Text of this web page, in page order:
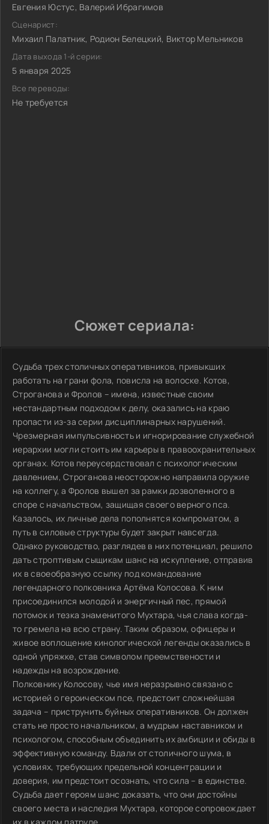
Евгения Юстус, Валерий Ибрагимов
Сценарист:
Михаил Палатник, Родион Белецкий, Виктор Мельников
Дата выхода 1-й серии:
5 января 2025
Все переводы:
Не требуется
Сюжет сериала:
Судьба трех столичных оперативников, привыкших
работать на грани фола, повисла на волоске. Котов,
Строганова и Фролов – имена, известные своим
нестандартным подходом к делу, оказались на краю
пропасти из-за серии дисциплинарных нарушений.
Чрезмерная импульсивность и игнорирование служебной
иерархии могли стоить им карьеры в правоохранительных
органах. Котов переусердствовал с психологическим
давлением, Строганова неосторожно направила оружие
на коллегу, а Фролов вышел за рамки дозволенного в
споре с начальством, защищая своего верного пса.
Казалось, их личные дела пополнятся компроматом, а
путь в силовые структуры будет закрыт навсегда.
Однако руководство, разглядев в них потенциал, решило
дать строптивым сыщикам шанс на искупление, отправив
их в своеобразную ссылку под командование
легендарного полковника Артёма Колосова. К ним
присоединился молодой и энергичный пес, прямой
потомок и тезка знаменитого Мухтара, чья слава когда-
то гремела на всю страну. Таким образом, офицеры и
живое воплощение кинологической легенды оказались в
одной упряжке, став символом преемствености и
надежды на возрождение.
Полковнику Колосову, чье имя неразрывно связано с
историей о героическом псе, предстоит сложнейшая
задача – приструнить буйных оперативников. Он должен
стать не просто начальником, а мудрым наставником и
психологом, способным объединить их амбиции и обиды в
эффективную команду. Вдали от столичного шума, в
условиях, требующих предельной концентрации и
доверия, им предстоит осознать, что сила – в единстве.
Судьба дает героям шанс доказать, что они достойны
своего места и наследия Мухтара, которое сопровождает